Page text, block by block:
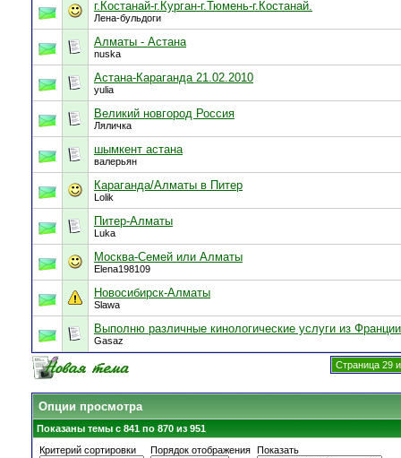
г.Костанай-г.Курган-г.Тюмень-г.Костанай.
Лена-бульдоги
Алматы - Астана
nuska
Астана-Караганда 21.02.2010
yulia
Великий новгород Россия
Ляличка
шымкент астана
валерьян
Караганда/Алматы в Питер
Lolik
Питер-Алматы
Luka
Москва-Семей или Алматы
Elena198109
Новосибирск-Алматы
Slawa
Выполню различные кинологические услуги из Франции
Gasaz
Страница 29
Опции просмотра
Показаны темы с 841 по 870 из 951
Критерий сортировки
Порядок отображения Показать